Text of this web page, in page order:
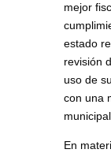
mejor
estado
revisión
uso de
con una
En